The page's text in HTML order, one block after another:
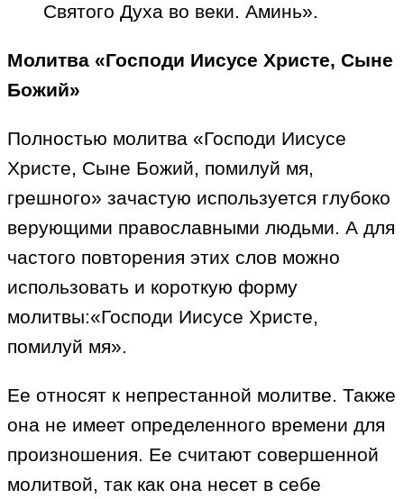
Святого Духа во веки. Аминь».
Молитва «Господи Иисусе Христе, Сыне
Божий»
Полностью молитва «Господи Иисусе
Христе, Сыне Божий, помилуй мя,
грешного» зачастую используется глубоко
верующими православными людьми. А для
частого повторения этих слов можно
использовать и короткую форму
молитвы:«Господи Иисусе Христе,
помилуй мя».
Ее относят к непрестанной молитве. Также
она не имеет определенного времени для
произношения. Ее считают совершенной
молитвой, так как она несет в себе